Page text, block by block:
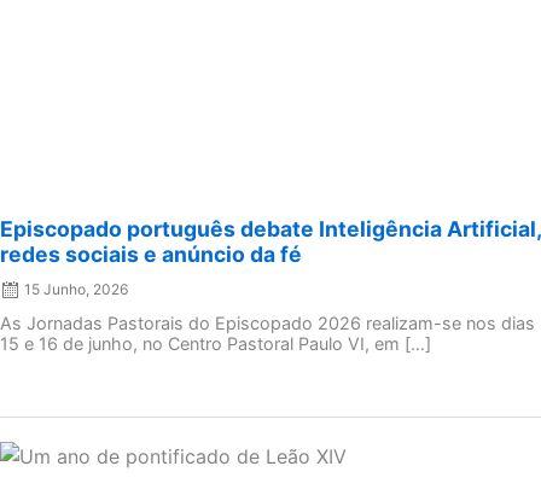
Episcopado português debate Inteligência Artificial,
redes sociais e anúncio da fé
15 Junho, 2026
As Jornadas Pastorais do Episcopado 2026 realizam-se nos dias
15 e 16 de junho, no Centro Pastoral Paulo VI, em […]
Posted